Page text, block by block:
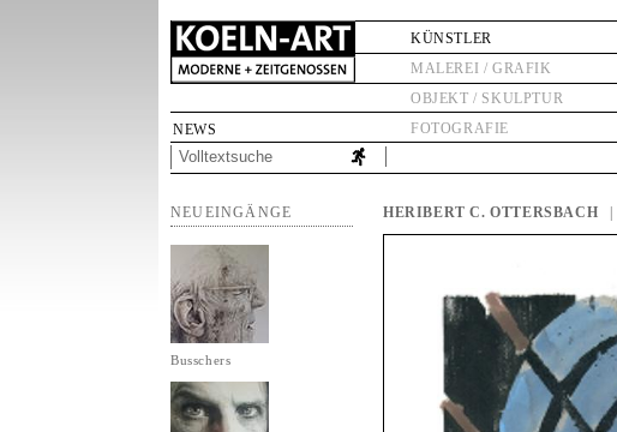
NEWS
KÜNSTLER
MALEREI / GRAFIK
OBJEKT / SKULPTUR
FOTOGRAFIE
NEUEINGÄNGE
Busschers
HERIBERT C. OTTERSBACH